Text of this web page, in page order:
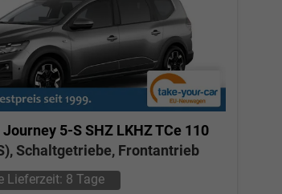
Journey 5-S SHZ LKHZ TCe 110
Schaltgetriebe, Frontantrieb
Lieferzeit: 8 Tage